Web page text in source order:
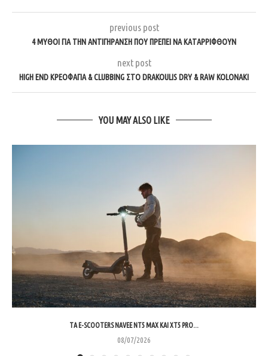
previous post
4 ΜΥΘΟΙ ΓΙΑ ΤΗΝ ΑΝΤΙΓΗΡΑΝΣΗ ΠΟΥ ΠΡΕΠΕΙ ΝΑ ΚΑΤΑΡΡΙΦΘΟΥΝ
next post
HIGH END ΚΡΕΟΦΑΓΊΑ & CLUBBING ΣΤΟ DRAKOULIS DRY & RAW KOLONAKI
YOU MAY ALSO LIKE
ΤΑ E-SCOOTERS NAVEE NT5 MAX ΚΑΙ XT5 PRO...
08/07/2026